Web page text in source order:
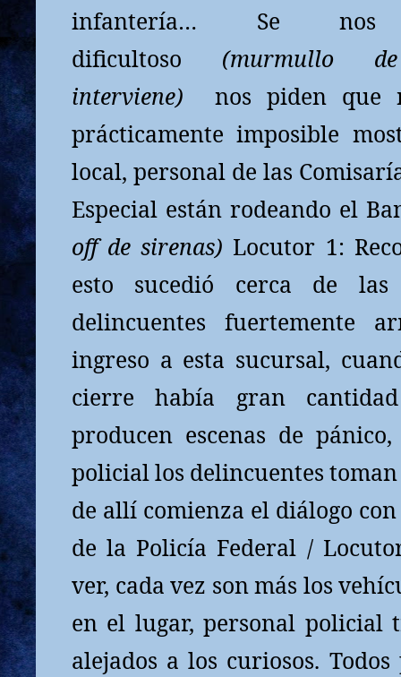
infantería… Se
dificultoso (murmullo
interviene)
nos piden que
prácticamente imposible
local, personal de las
Especial están rodeando el
off de sirenas) Locutor 1:
esto sucedió cerca de
delincuentes fuertemente
ingreso a esta sucursal,
cierre había gran
producen escenas de
policial los delincuentes
de allí comienza el diálogo
de la Policía Federal /
ver, cada vez son más los
en el lugar, personal policial
alejados a los curiosos.